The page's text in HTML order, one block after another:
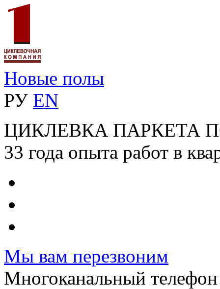
Новые полы
РУ EN
ЦИКЛЕВКА ПАРКЕТА
33 года опыта работ в
Мы вам перезвоним
Многоканальный телефон